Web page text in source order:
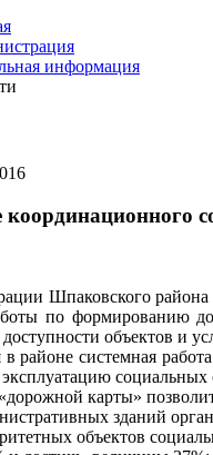
информация
координационного
Шпаковского района
по формированию
доступности объектов и
районе системная
социальных
карты»
зданий
объектов